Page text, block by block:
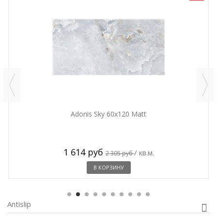
Adonis Sky 60x120 Matt
1 614 руб2 305 руб/ кв.м.
В КОРЗИНУ
Antislip